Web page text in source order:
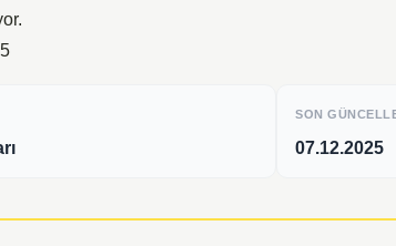
SON
07.12.2025